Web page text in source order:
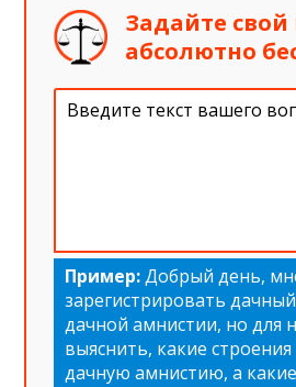
Задайте свой
абсолютно
Пример:Добрый день,
зарегистрировать
дачной амнистии, но для
выяснить, какие
дачную амнистию, а